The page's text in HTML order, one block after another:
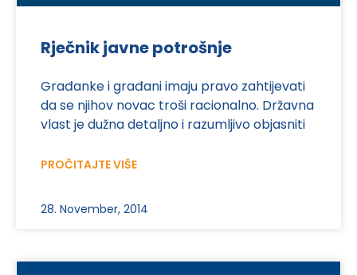
Rječnik javne potrošnje
Građanke i građani imaju pravo zahtijevati
da se njihov novac troši racionalno. Državna
vlast je dužna detaljno i razumljivo objasniti
PROČITAJTE VIŠE
28. November, 2014